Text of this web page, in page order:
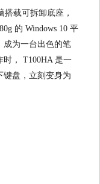
搭载可拆卸底座，
的 Windows 10 平
成为一台出色的笔
， T100HA 是一
键盘，立刻变身为